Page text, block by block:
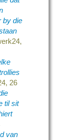
by die
26
til sit
van